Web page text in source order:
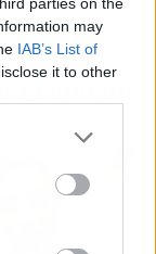
may
IAB’s List of
it to other
grupo de